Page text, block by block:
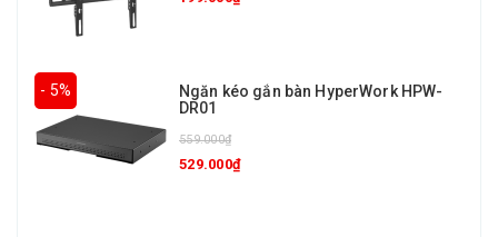
- 5%
Ngăn kéo gắn bàn HyperWork HPW-
DR01
559.000₫
529.000₫